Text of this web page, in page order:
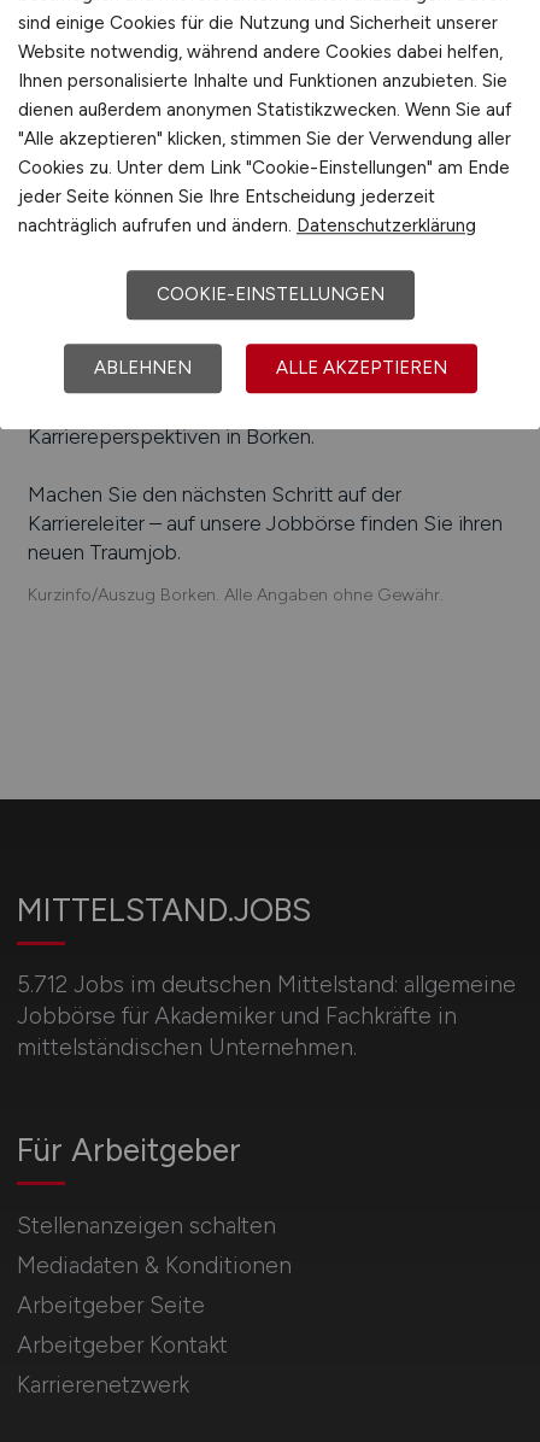
Beliebte Arbeitgeber in Borken, die attraktive
Jobangebote bieten:Wilhelm Wülfing GmbH & Co.
KG, Borkener Kistenfabrik, BORnet GmbH, Bierbaum
Unternehmensgruppe GmbH & Co. KG, Foseco
GmbH, Heinrich Klöcker GmbH & Co. KG, Fooke
Gmbh, Stenkamp Transporte GmbH, Nießing
Anlagenbau GmbH, Karl Kemper GmbH, Borchers
Borchers Kreislaufwirtschaft GmbH, Börger GmbH,
Einfach online aktuelle Stellenangebote inBorken
und Umgebung suchen. Informieren Sie sich auf
Karriereperspektiven inBorken.
Machen Sie den nächsten Schritt auf der
Karriereleiter – auf unsere Jobbörse finden Sie ihren
neuen Traumjob.
Kurzinfo/Auszug Borken. Alle Angaben ohne Gewähr.
MITTELSTAND.JOBS
5.712 Jobs im deutschen Mittelstand: allgemeine
Jobbörse für Akademiker und Fachkräfte in
mittelständischen Unternehmen.
Für Arbeitgeber
Stellenanzeigen schalten
Mediadaten & Konditionen
Arbeitgeber Seite
Arbeitgeber Kontakt
Karrierenetzwerk
sind einige Cookies für die Nutzung und Sicherheit unserer
Website notwendig, während andere Cookies dabei helfen,
Ihnen personalisierte Inhalte und Funktionen anzubieten. Sie
dienen außerdem anonymen Statistikzwecken. Wenn Sie auf
"Alle akzeptieren" klicken, stimmen Sie der Verwendung aller
Cookies zu. Unter dem Link "Cookie-Einstellungen" am Ende
jeder Seite können Sie Ihre Entscheidung jederzeit
nachträglich aufrufen und ändern. Datenschutzerklärung
COOKIE-EINSTELLUNGEN
ABLEHNEN ALLE AKZEPTIEREN